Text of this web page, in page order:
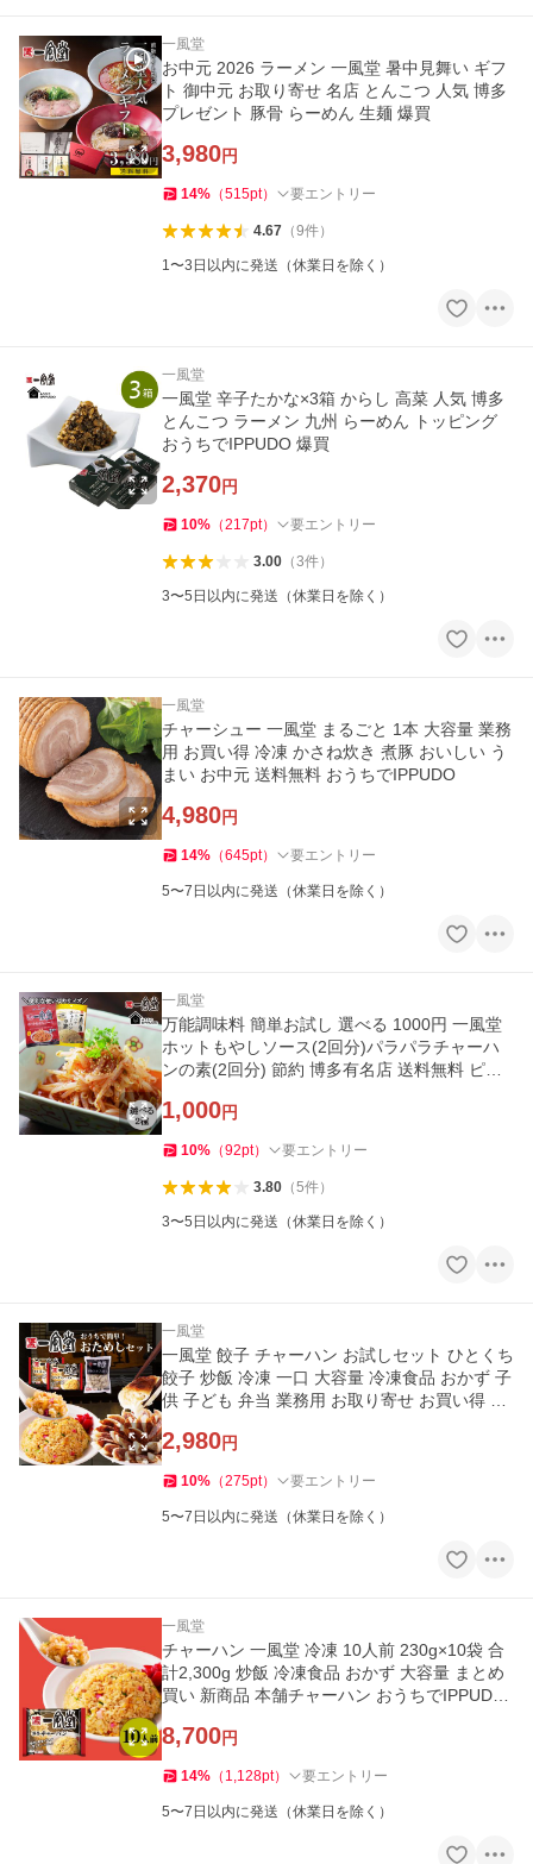
一風堂
お中元 2026 ラーメン 一風堂 暑中見舞い ギフ
ト 御中元 お取り寄せ 名店 とんこつ 人気 博多
プレゼント 豚骨 らーめん 生麺 爆買
3,980円
14% （515pt） 要エントリー
4.67（9件）
1〜3日以内に発送（休業日を除く）
一風堂
一風堂 辛子たかな×3箱 からし 高菜 人気 博多
とんこつ ラーメン 九州 らーめん トッピング
おうちでIPPUDO 爆買
2,370円
10% （217pt） 要エントリー
3.00（3件）
3〜5日以内に発送（休業日を除く）
一風堂
チャーシュー 一風堂 まるごと 1本 大容量 業務
用 お買い得 冷凍 かさね炊き 煮豚 おいしい う
まい お中元 送料無料 おうちでIPPUDO
4,980円
14% （645pt） 要エントリー
5〜7日以内に発送（休業日を除く）
一風堂
万能調味料 簡単お試し 選べる 1000円 一風堂
ホットもやしソース(2回分)パラパラチャーハ
ンの素(2回分) 節約 博多有名店 送料無料 ピリ
1,000円
10% （92pt） 要エントリー
3.80（5件）
3〜5日以内に発送（休業日を除く）
一風堂
一風堂 餃子 チャーハン お試しセット ひとくち
餃子 炒飯 冷凍 一口 大容量 冷凍食品 おかず 子
供 子ども 弁当 業務用 お取り寄せ お買い得 お
2,980円
10% （275pt） 要エントリー
5〜7日以内に発送（休業日を除く）
一風堂
チャーハン 一風堂 冷凍 10人前 230g×10袋 合
計2,300g 炒飯 冷凍食品 おかず 大容量 まとめ
買い 新商品 本舗チャーハン おうちでIPPUDO
8,700円
14% （ 1,128pt） 要エントリー
5〜7日以内に発送（休業日を除く）